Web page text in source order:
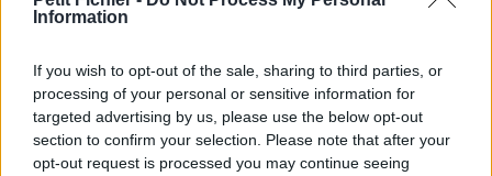
Information
If you wish to opt-out of the sale, sharing to third parties, or
processing of your personal or sensitive information for
targeted advertising by us, please use the below opt-out
section to confirm your selection. Please note that after your
opt-out request is processed you may continue seeing
La présente page de téléchargement a été vue 991 fois depuis
Page de téléchargement
https://www.petit-fichier.fr/2017/08/03/maignien-sophie-asv-1/
Copier